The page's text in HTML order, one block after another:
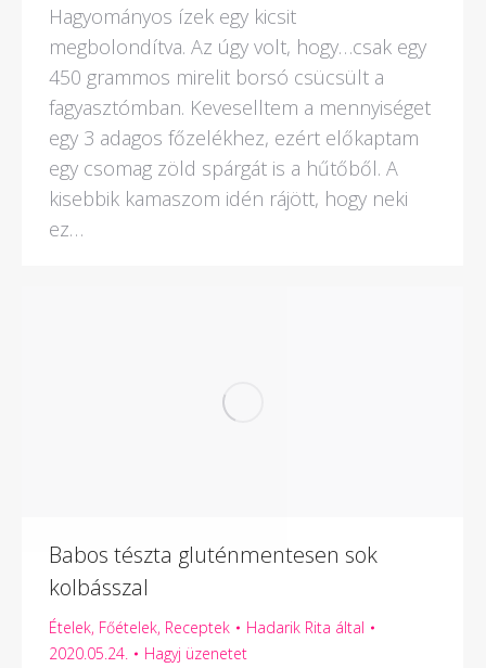
Hagyományos ízek egy kicsit
megbolondítva. Az úgy volt, hogy…csak egy
450 grammos mirelit borsó csücsült a
fagyasztómban. Keveselltem a mennyiséget
egy 3 adagos főzelékhez, ezért előkaptam
egy csomag zöld spárgát is a hűtőből. A
kisebbik kamaszom idén rájött, hogy neki
ez…
Babos tészta gluténmentesen sok
kolbásszal
Ételek, Főételek, Receptek Hadarik Rita által
2020.05.24.
Hagyj üzenetet